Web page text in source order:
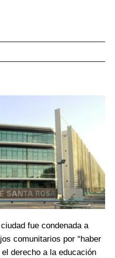
fue condenada a
comunitarios por “haber
derecho a la educación